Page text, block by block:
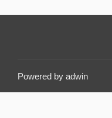
Powered by adwin